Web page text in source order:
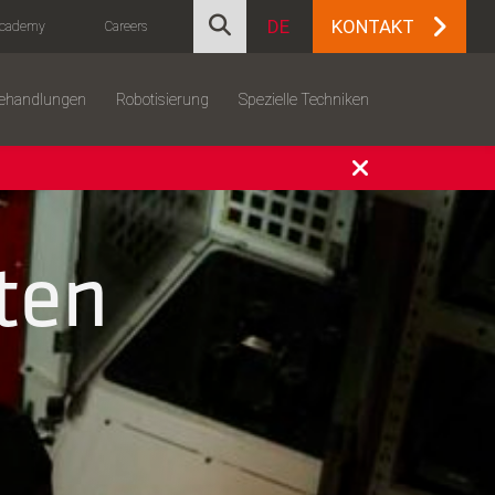
Careers DE KONTAKT
Robotisierung Spezielle Techniken